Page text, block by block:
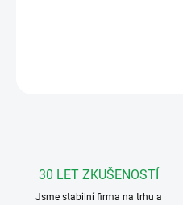
30 LET ZKUŠENOSTÍ
Jsme stabilní firma na trhu a